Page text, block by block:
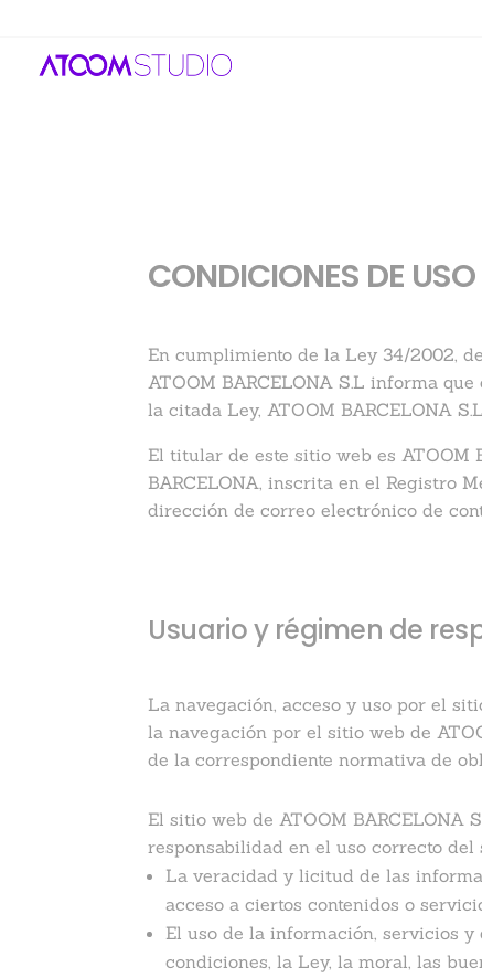
CONDICIONES DE USO
En cumplimiento de la Ley 34/2002,
ATOOM BARCELONA S.L informa
la citada Ley, ATOOM BARCELONA
El titular de este sitio web es ATOOM
BARCELONA, inscrita en el Registro
dirección de correo electrónico de
Usuario y régimen de
La navegación, acceso y uso por el
la navegación por el sitio web de
de la correspondiente normativa de
El sitio web de ATOOM
responsabilidad en el uso correcto del
La veracidad y licitud de las
acceso a ciertos contenidos o
El uso de la información, servicios y
condiciones, la Ley, la moral, las